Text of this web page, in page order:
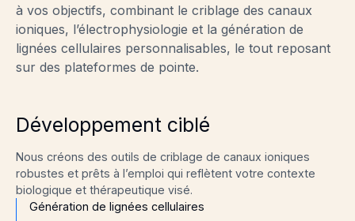
à vos objectifs, combinant le criblage des canaux
ioniques, l’électrophysiologie et la génération de
lignées cellulaires personnalisables, le tout reposant
sur des plateformes de pointe.
Développement ciblé
Nous créons des outils de criblage de canaux ioniques
robustes et prêts à l’emploi qui reflètent votre contexte
biologique et thérapeutique visé.
Génération de lignées cellulaires